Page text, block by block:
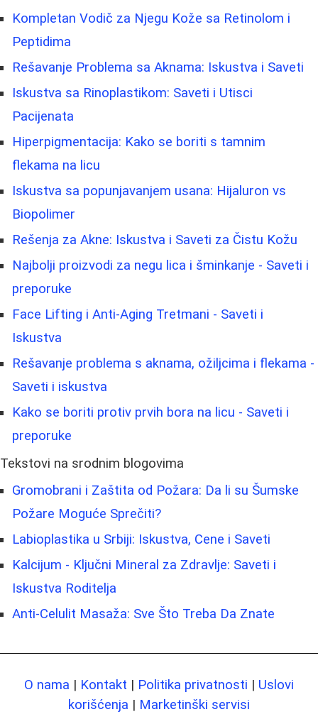
Kompletan Vodič za Njegu Kože sa Retinolom i
Peptidima
Rešavanje Problema sa Aknama: Iskustva i Saveti
Iskustva sa Rinoplastikom: Saveti i Utisci
Pacijenata
Hiperpigmentacija: Kako se boriti s tamnim
flekama na licu
Iskustva sa popunjavanjem usana: Hijaluron vs
Biopolimer
Rešenja za Akne: Iskustva i Saveti za Čistu Kožu
Najbolji proizvodi za negu lica i šminkanje - Saveti i
preporuke
Face Lifting i Anti-Aging Tretmani - Saveti i
Iskustva
Rešavanje problema s aknama, ožiljcima i flekama -
Saveti i iskustva
Kako se boriti protiv prvih bora na licu - Saveti i
preporuke
Tekstovi na srodnim blogovima
Gromobrani i Zaštita od Požara: Da li su Šumske
Požare Moguće Sprečiti?
Labioplastika u Srbiji: Iskustva, Cene i Saveti
Kalcijum - Ključni Mineral za Zdravlje: Saveti i
Iskustva Roditelja
Anti-Celulit Masaža: Sve Što Treba Da Znate
O nama | Kontakt | Politika privatnosti | Uslovi
korišćenja | Marketinški servisi